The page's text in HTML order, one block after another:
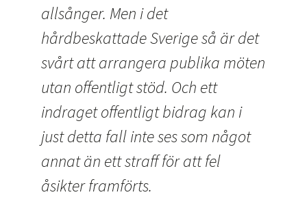
allsånger. Men i det
hårdbeskattade Sverige så är det
svårt att arrangera publika möten
utan offentligt stöd. Och ett
indraget offentligt bidrag kan i
just detta fall inte ses som något
annat än ett straff för att fel
åsikter framförts.